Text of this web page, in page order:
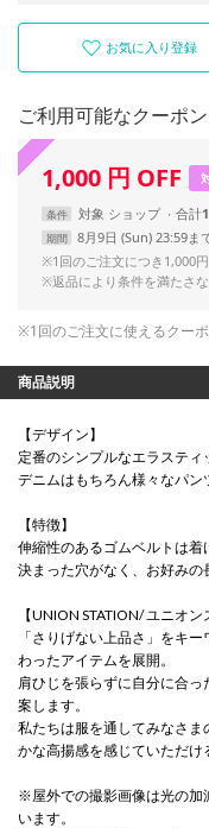
お気に入り登録
ご利用可能なクーポン
1,000 円 OFF
条件 対象 ショップ 合計
期間 8月9日 (Sun) 23:59ま
※1回のご注文につき1,000円
※返品により条件を満たさ
※1回のご注文に使えるクー
商品説明
【デザイン】
定番のシンプルなエラスティ
デニムはもちろん様々なパン
【特徴】
伸縮性のあるゴムベルトは着
決まった穴がなく、お好みの
【UNION STATION/ ユニオン
「さりげない上品さ」をキ
わったアイテムを展開。
肩ひじを張らずに自分に合
案します。
私たちは服を通してみなさ
かな高揚感を感じていただけ
※屋外での撮影画像は光の加
います。